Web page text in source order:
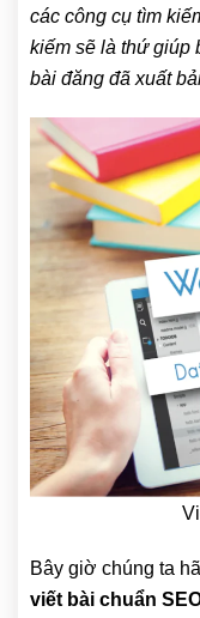
các công cụ tìm
kiếm sẽ là thứ giúp
bài đăng đã xuất
Bây giờ chúng ta
viết bài chuẩn